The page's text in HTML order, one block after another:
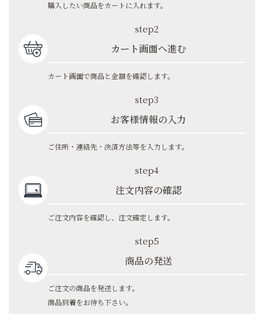
購入したい商品をカートに入れます。
step2
カート画面へ進む
カート画面で商品と金額を確認します。
step3
お客様情報の入力
ご住所・連絡先・決済方法等を入力します。
step4
注文内容の確認
ご注文内容を確認し、注文確定します。
step5
商品の発送
ご注文の商品を発送します。
商品到着をお待ち下さい。